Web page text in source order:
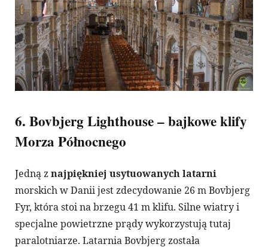
6. Bovbjerg Lighthouse – bajkowe klify
Morza Północnego
Jedną znajpiękniej usytuowanych latarni
morskich w Danii jest zdecydowanie 26 m Bovbjerg
Fyr, która stoi na brzegu 41 m klifu. Silne wiatry i
specjalne powietrzne prądy wykorzystują tutaj
paralotniarze. Latarnia Bovbjerg została